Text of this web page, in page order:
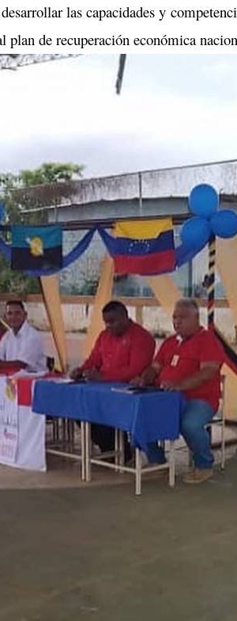
las capacidades y
plan de recuperación económica